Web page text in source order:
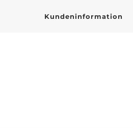
Kundeninformation